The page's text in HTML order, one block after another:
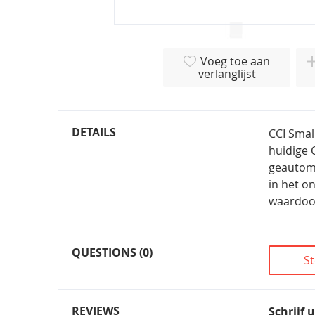
afbeeldingen-
gallerij
Voeg toe aan
verlanglijst
DETAILS
CCI
huidige
in het
QUESTIONS (0)
REVIEWS
Schrijf